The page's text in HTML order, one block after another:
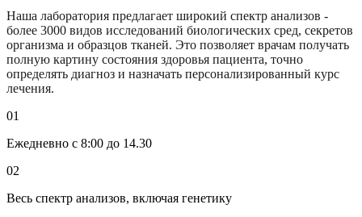
Наша лаборатория предлагает широкий спектр анализов -
более 3000 видов исследований биологических сред, секретов
организма и образцов тканей. Это позволяет врачам получать
полную картину состояния здоровья пациента, точно
определять диагноз и назначать персонализированный курс
лечения.
01
Ежедневно с 8:00 до 14.30
02
Весь спектр анализов, включая генетику